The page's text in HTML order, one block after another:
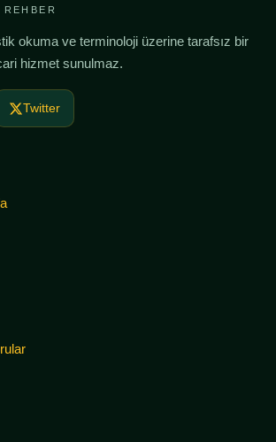
okuma ve terminoloji üzerine tarafsız bir
hizmet sunulmaz.
Twitter